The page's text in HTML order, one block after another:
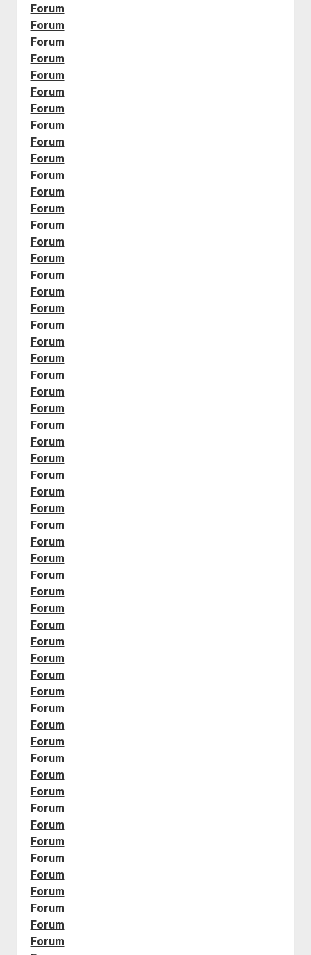
Forum
Forum
Forum
Forum
Forum
Forum
Forum
Forum
Forum
Forum
Forum
Forum
Forum
Forum
Forum
Forum
Forum
Forum
Forum
Forum
Forum
Forum
Forum
Forum
Forum
Forum
Forum
Forum
Forum
Forum
Forum
Forum
Forum
Forum
Forum
Forum
Forum
Forum
Forum
Forum
Forum
Forum
Forum
Forum
Forum
Forum
Forum
Forum
Forum
Forum
Forum
Forum
Forum
Forum
Forum
Forum
Forum